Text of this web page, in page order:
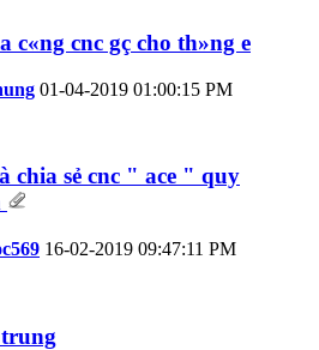
c«ng cnc gç cho th»ng e
01-04-2019 01:00:15 PM
chia sẻ cnc " ace " quy
16-02-2019 09:47:11 PM